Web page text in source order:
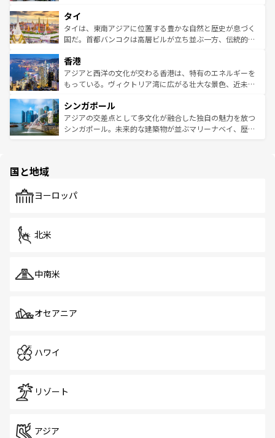
リティに包まれながら、韓国の多彩な魅力を心ゆくまで味
わってみてほしい。 なお、新着の韓国情報はコンテンツ一
覧を参照してほしい。
急速な発展と共に伝統が息づく。ハノイの古い町並みやホ
ーチミン市のフランス統治時代の建物も、独特の雰囲気を
醸し出している。また、バラエティの豊かさとおいしさで
とつ。フォーやバインミー、ベトナムコーヒーなどは、ぜ
ひ現地で味わいたい。どの地域を訪れてもあたたかい人々
が旅行者を迎えてくれるので、きっと忘れられない旅にな
参照してほしい。
タイ
タイは、東南アジアに位置する豊かな自然と歴史が息づく
国だ。首都バンコクは高層ビルが立ち並ぶ一方、伝統的な
の活気が交差している。北部ではチェンマイなどの山岳地
帯で自然と触れ合い、南部ではプーケットやクラビの美し
いビーチでリゾート気分を楽しむことができる。タイ料理
激する。気候は一年中温暖で、どの季節にも異なる楽しみ
が待っている。親しみやすいタイの人々、仏教を中心とし
た文化、そして多様な観光資源が、訪れる旅人を魅了し続
香港
アジアと西洋の文化が交わる香港は、特有のエネルギーを
もっている。ヴィクトリア湾に広がる壮大な景色、近未来
み、どこを訪れても感動するはず。観光スポットが密集し
ており、効率よく見どころを回れるのも魅力。息をのむよ
うな絶景から文化的な体験まで、香港を存分に楽しみ尽く
シンガポール
アジアの交差点として多文化が融合した独自の魅力を放つ
シンガポール。未来的な建築物が並ぶマリーナベイ、歴史
で、ホーカーズは地元の風情を楽しめる外せないスポット
国と地域
ヨーロッパ
北米
中南米
オセアニア
ハワイ
リゾート
アジア